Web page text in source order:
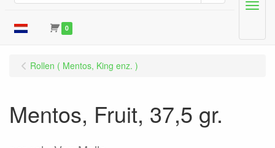
0
Menu
Rollen ( Mentos, King enz. )
Mentos, Fruit, 37,5 gr.